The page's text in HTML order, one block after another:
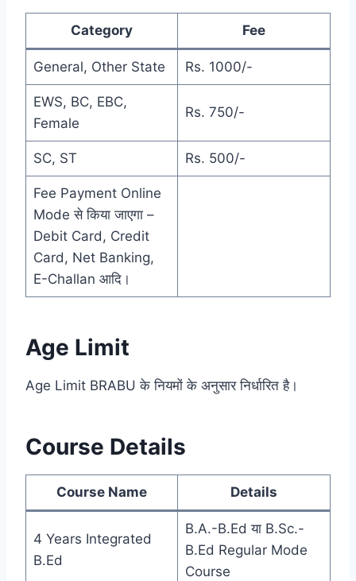
Category Fee
General, Other State Rs. 1000/-
EWS, BC, EBC,
Female
Rs. 750/-
SC, ST Rs. 500/-
Fee Payment Online
Mode से किया जाएगा –
Debit Card, Credit
Card, Net Banking,
E-Challan आदि।
Age Limit
Age Limit BRABU के नियमों के अनुसार निर्धारित है।
Course Details
Course Name Details
4 Years Integrated
B.Ed
B.A.-B.Ed या B.Sc.-
B.Ed Regular Mode
Course